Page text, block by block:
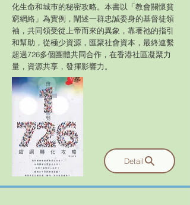
化生命和城巿的秘密攻略。本書以「教會關懷貧
窮網絡」為實例，闡述一群忠誠委身的基督徒領
袖，共同領受從上帝而來的異象，靠著祂的指引
和幫助，從極少資源，匯聚社會資本，最終連繫
超過726多個團體共同合作，在香港社區凝聚力
量，資源共享，發揮影響力。
Detail